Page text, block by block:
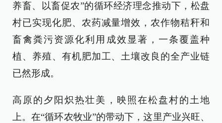
养畜、以畜促农”的循环经济理念推动下，松盘
村已实现化肥、农药减量增效，农作物秸秆和
畜禽粪污资源化利用成效显著，一条覆盖种
植、养殖、有机肥加工、土壤改良的全产业链
已然形成。
高原的夕阳炽热壮美，映照在松盘村的土地
上。在“循环农牧业”的带动下，这里产业兴旺、